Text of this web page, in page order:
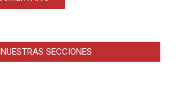
NUESTRAS SECCIONES